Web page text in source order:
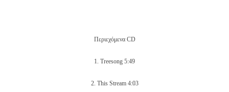
Περιεχόμενα CD
1. Treesong 5:49
2. This Stream 4:03